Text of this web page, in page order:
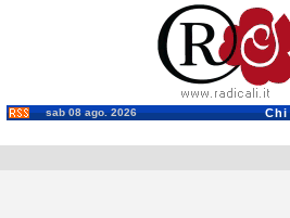
sab 08 ago. 2026